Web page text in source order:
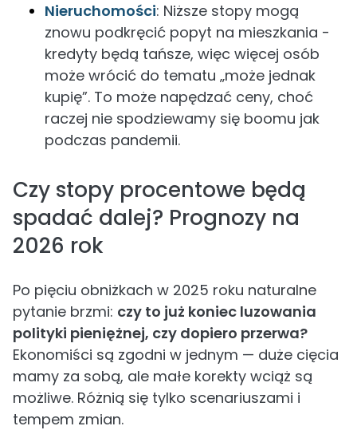
Nieruchomości: Niższe stopy mogą
znowu podkręcić popyt na mieszkania -
kredyty będą tańsze, więc więcej osób
może wrócić do tematu „może jednak
kupię”. To może napędzać ceny, choć
raczej nie spodziewamy się boomu jak
podczas pandemii.
Czy stopy procentowe będą
spadać dalej? Prognozy na
2026 rok
Po pięciu obniżkach w 2025 roku naturalne
pytanie brzmi: czy to już koniec luzowania
polityki pieniężnej, czy dopiero przerwa?
Ekonomiści są zgodni w jednym — duże cięcia
mamy za sobą, ale małe korekty wciąż są
możliwe. Różnią się tylko scenariuszami i
tempem zmian.